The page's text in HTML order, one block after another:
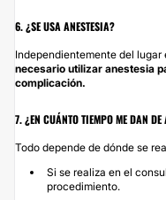
6. ¿SE USA ANESTESIA?
Independientemente del
necesario utilizar anestesia
complicación.
7. ¿EN CUÁNTO TIEMPO ME DAN DE
Todo depende de dónde se
Si se realiza en el
procedimiento.